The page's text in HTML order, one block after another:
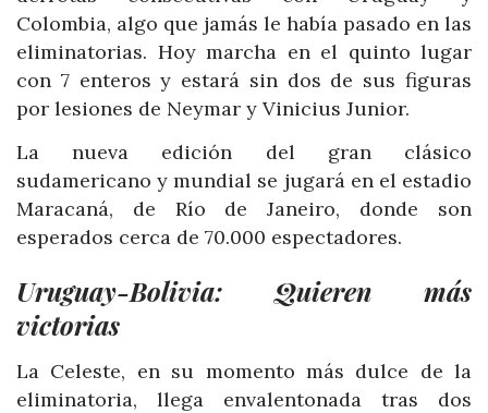
Colombia, algo que jamás le había pasado en las
eliminatorias. Hoy marcha en el quinto lugar
con 7 enteros y estará sin dos de sus figuras
por lesiones de Neymar y Vinicius Junior.
La nueva edición del gran clásico
sudamericano y mundial se jugará en el estadio
Maracaná, de Río de Janeiro, donde son
esperados cerca de 70.000 espectadores.
Uruguay-Bolivia: Quieren más
victorias
La Celeste, en su momento más dulce de la
eliminatoria, llega envalentonada tras dos